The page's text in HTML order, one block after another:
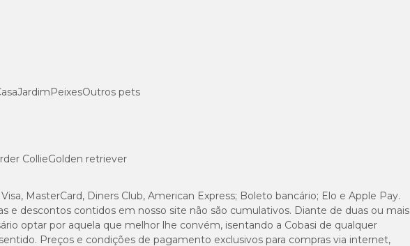
JardimPeixesOutros pets
CollieGolden retriever
Visa, MasterCard, Diners Club, American Express; Boleto bancário; Elo e Apple Pay.
e descontos contidos em nosso site não são cumulativos. Diante de duas ou mais
optar por aquela que melhor lhe convém, isentando a Cobasi de qualquer
Preços e condições de pagamento exclusivos para compras via internet,